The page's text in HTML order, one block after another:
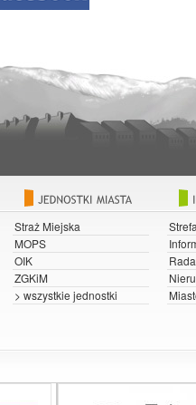
Straż Miejska
MOPS
OIK
ZGKiM
> wszystkie jednostki